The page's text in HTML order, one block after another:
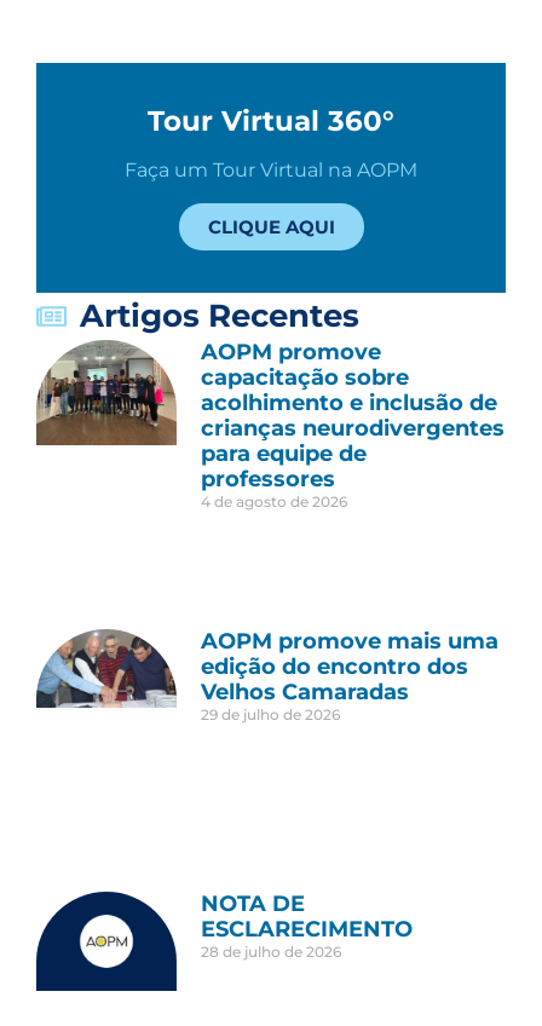
Tour Virtual 360°
Faça um Tour Virtual na AOPM
CLIQUE AQUI
Artigos Recentes
AOPM promove
capacitação sobre
acolhimento e inclusão de
crianças neurodivergentes
para equipe de
professores
4 de agosto de 2026
AOPM promove mais uma
edição do encontro dos
Velhos Camaradas
29 de julho de 2026
NOTA DE
ESCLARECIMENTO
28 de julho de 2026